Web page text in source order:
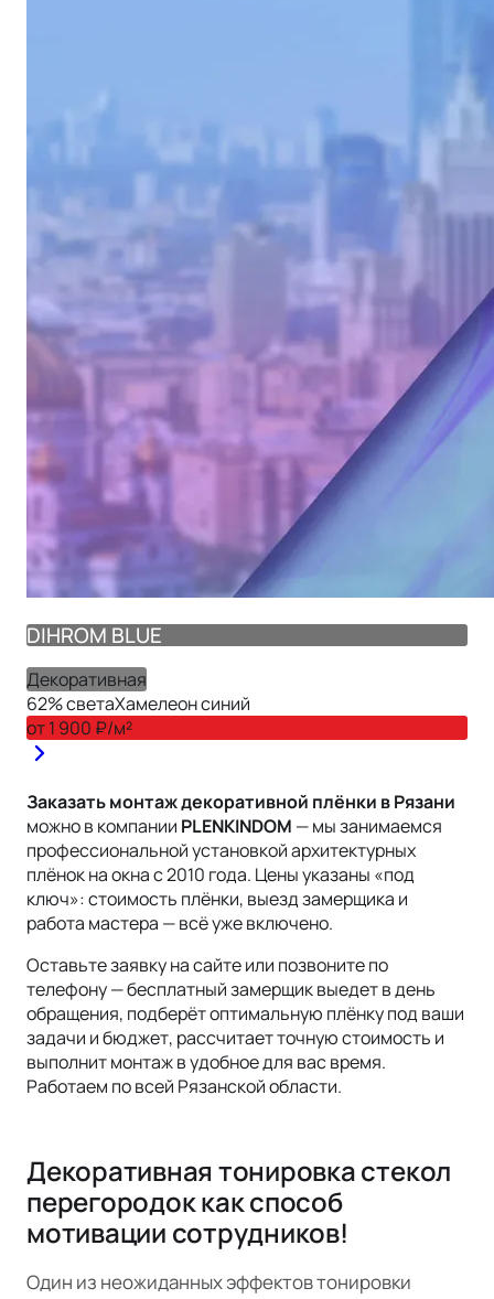
DIHROM BLUE
Декоративная
62% светаХамелеон синий
от1 900 ₽/м²
Заказать монтаждекоративной плёнки в Рязани
можно в компании PLENKINDOM — мы занимаемся
профессиональной установкой архитектурных
плёнок на окна с 2010 года. Цены указаны «под
ключ»: стоимость плёнки, выезд замерщика и
работа мастера — всё уже включено.
Оставьте заявку на сайте или позвоните по
телефону — бесплатный замерщик выедет в день
обращения, подберёт оптимальную плёнку под ваши
задачи и бюджет, рассчитает точную стоимость и
выполнит монтаж в удобное для вас время.
Работаем по всей Рязанской области.
Декоративная тонировка стекол
перегородок как способ
мотивации сотрудников!
Один из неожиданных эффектов тонировки